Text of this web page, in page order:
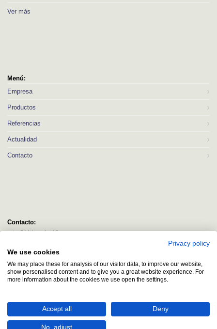
Ver más
Menú:
Empresa
Productos
Referencias
Actualidad
Contacto
Contacto:
C/ Idorsolo 13
Bizkaia
logitec@logitecsl.net
+34 944 544 580
Privacy policy
We use cookies
We may place these for analysis of our visitor data, to improve our website,
show personalised content and to give you a great website experience. For
more information about the cookies we use open the settings.
Accept all Deny
No, adjust